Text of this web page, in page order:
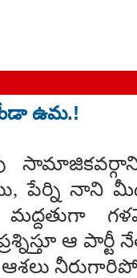
ఉమ.!
పేర్ని నాని
ఆ
ఆశలు